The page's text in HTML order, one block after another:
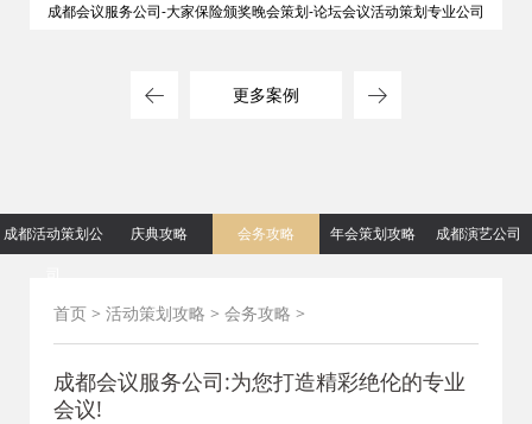
成都会议服务公司-大家保险颁奖晚会策划-论坛会议活动策划专业公司
更多案例
成都活动策划公
庆典攻略 会务攻略 年会策划攻略 成都演艺公司
首页 > 活动策划攻略 > 会务攻略 >
成都会议服务公司:为您打造精彩绝伦的专业
会议!